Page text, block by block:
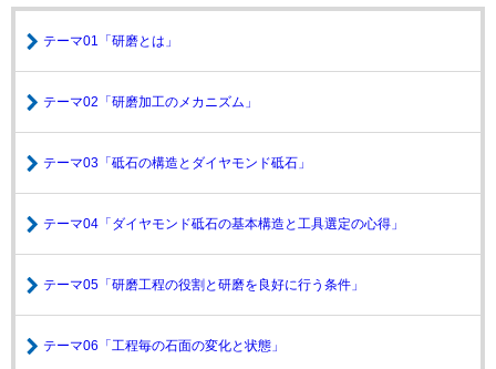
テーマ01「研磨とは」
テーマ02「研磨加工のメカニズム」
テーマ03「砥石の構造とダイヤモンド砥石」
テーマ04「ダイヤモンド砥石の基本構造と工具選定の心得」
テーマ05「研磨工程の役割と研磨を良好に行う条件」
テーマ06「工程毎の石面の変化と状態」